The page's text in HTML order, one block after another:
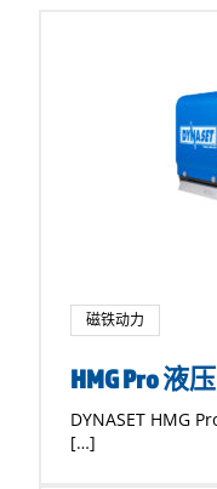
磁铁动力
HMG Pro 液
DYNASET HMG
[…]